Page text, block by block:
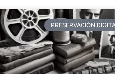
PRESERVACIÓN